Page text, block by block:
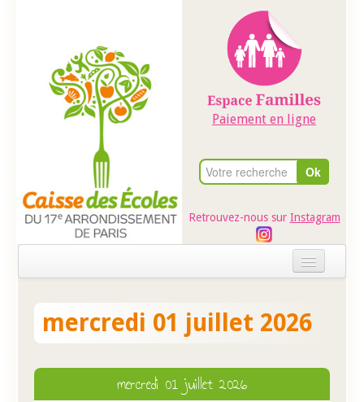
Paiement en ligne
Retrouvez-nous sur Instagram
Evénements
Présentation
mercredi 01 juillet 2026
mercredi 01 juillet 2026